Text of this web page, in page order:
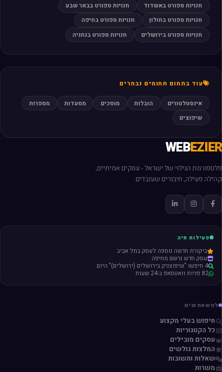
חנויות ספורט באשדוד
חנויות ספורט בבאר שבע
חנויות ספורט בחולון
חנויות ספורט בחיפה
חנויות ספורט בירושלים
חנויות ספורט בנתניה
עוד בתחום תחומים נבחרים
אינסטלטורים הובלות מוסכים מסעדות
מספרות
שיפוצים
WEBEZIER
פלטפורמת הגילוי של ישראל - עסקים אמיתיים,
קהילה פעילה, חיבורים שעובדים.
פעילות חיה
ביקורת חדשה נוספה לעסק בתל אביב
עסק חדש נרשם מחיפה
4 חיפשו "שיפוצניק בירושלים (ירושלים)" היום
82 פניות וואטסאפ ב-24 שעות
למשתמשים
חיפוש בעלי מקצוע
כל הקטגוריות
עסקים מובילים
המלצות גולשים
שאלות ותשובות
משרות